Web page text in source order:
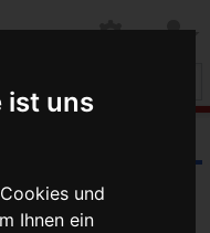
ist uns
und
Ihnen ein